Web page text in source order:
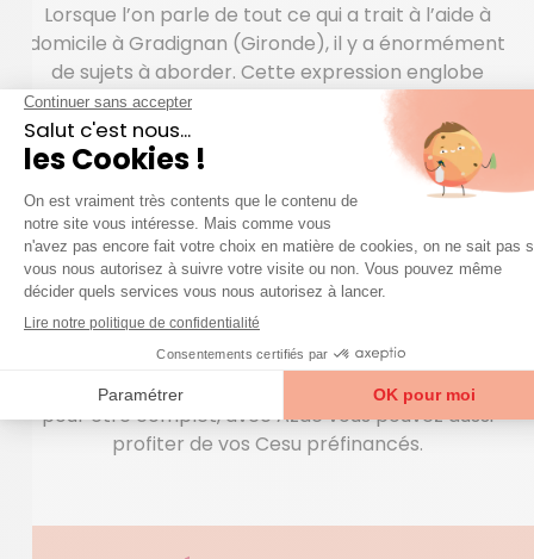
Lorsque l’on parle de tout ce qui a trait à l’aide à
domicile à Gradignan (Gironde), il y a énormément
de sujets à aborder. Cette expression englobe
plusieurs métiers, citons par exemple les aides aux
personnes âgées, les aides ménagères, les dames de
compagnie… Leur objectif ? Vous simplifier l’accès
aux loisirs ou apporter une aide précieuse aux
personnes en perte d’autonomie. Il ne faut pas
oublier qu’en France des aides, notamment
l’Allocation Personnalisée d’Autonomie, pour
accéder à des interventions peuvent vous aider à
alléger la charge financière que constituent les
prestations d’aide à domicile à destination des
personnes âgées, dépendantes ou handicapées. Et
pour être complet, avec Azaé vous pouvez aussi
profiter de vos Cesu préfinancés.